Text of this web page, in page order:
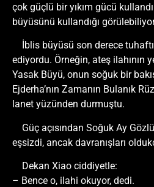
çok güçlü bir yıkım gücü
büyüsünü kullandığı
İblis büyüsü son derece
ediyordu. Örneğin, ateş ilahının
Yasak Büyü, onun soğuk bir
Ejderha’nın Zamanın Bulanık
lanet yüzünden durmuştu.
Güç açısından Soğuk Ay
eşsizdi, ancak davranışları
Dekan Xiao ciddiyetle:
– Bence o, ilahi okuyor, dedi.